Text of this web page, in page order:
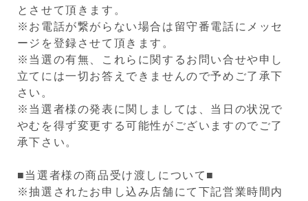
とさせて頂きます。
※お電話が繋がらない場合は留守番電話にメッセ
ージを登録させて頂きます。
※当選の有無、これらに関するお問い合せや申し
立てには一切お答えできませんので予めご了承下
さい。
※当選者様の発表に関しましては、当日の状況で
やむを得ず変更する可能性がございますのでご了
承下さい。
■当選者様の商品受け渡しについて■
※抽選されたお申し込み店舗にて下記営業時間内